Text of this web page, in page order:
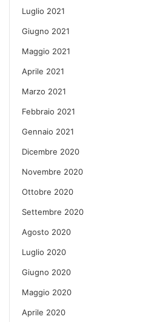
Luglio 2021
Giugno 2021
Maggio 2021
Aprile 2021
Marzo 2021
Febbraio 2021
Gennaio 2021
Dicembre 2020
Novembre 2020
Ottobre 2020
Settembre 2020
Agosto 2020
Luglio 2020
Giugno 2020
Maggio 2020
Aprile 2020